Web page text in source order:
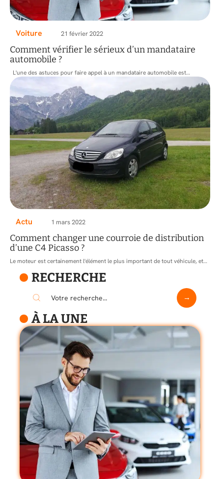
Voiture 21 février 2022
Comment vérifier le sérieux d’un mandataire
automobile ?
L'une des astuces pour faire appel à un mandataire automobile est…
Actu 1 mars 2022
Comment changer une courroie de distribution
d’une C4 Picasso ?
Le moteur est certainement l'élément le plus important de tout véhicule, et…
RECHERCHE
À LA UNE